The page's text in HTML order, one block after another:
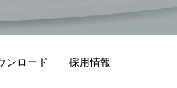
ンロード 採用情報